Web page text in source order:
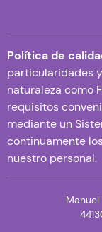
Política de
particularidades
naturaleza como
requisitos
mediante un
continuamente
nuestro personal.
Manuel